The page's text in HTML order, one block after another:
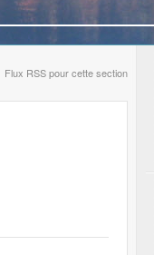
Flux RSS pour cette section